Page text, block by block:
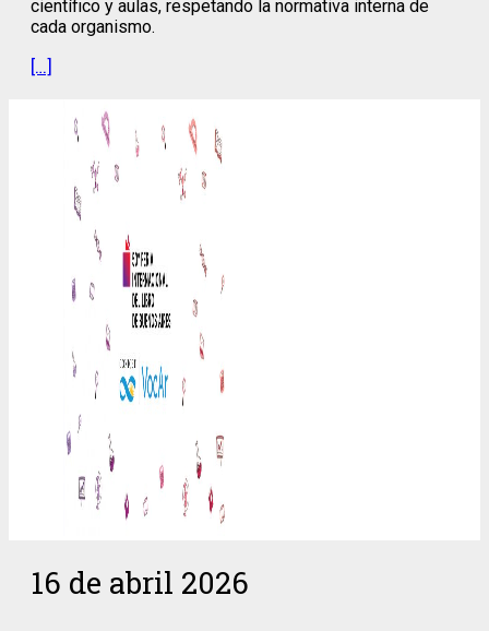
científico y aulas, respetando la normativa interna de
cada organismo.
[…]
16 de abril 2026